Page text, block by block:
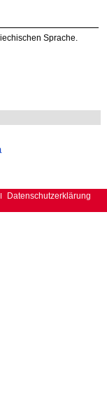
Sprache.
Datenschutzerklärung